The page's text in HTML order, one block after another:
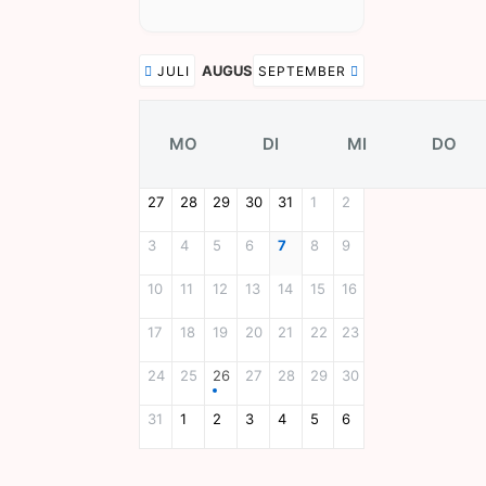
JULI AUGUST 2026SEPTEMBER
MO DI MI DO
27 28 29 30 31 1 2
3 4 5 6 7 8 9
10 11 12 13 14 15 16
17 18 19 20 21 22 23
24 25 26 27 28 29 30
31 1 2 3 4 5 6